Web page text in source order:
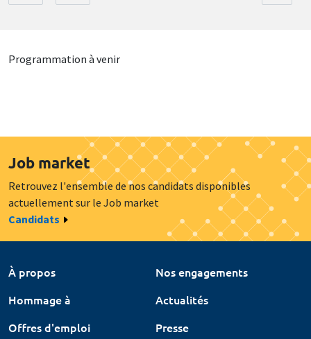
Programmation à venir
Job market
Retrouvez l'ensemble de nos candidats disponibles
actuellement sur le Job market
Candidats
À propos
Nos engagements
Hommage à
Actualités
Offres d'emploi
Presse